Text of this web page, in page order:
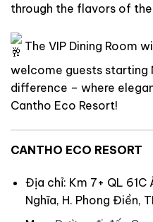
through the flavors of
The VIP Dining Room
welcome guests starting
difference – where
Cantho Eco Resort!
CANTHO ECO RESORT
Địa chỉ: Km 7+ QL 61C
Nghĩa, H. Phong Điền,